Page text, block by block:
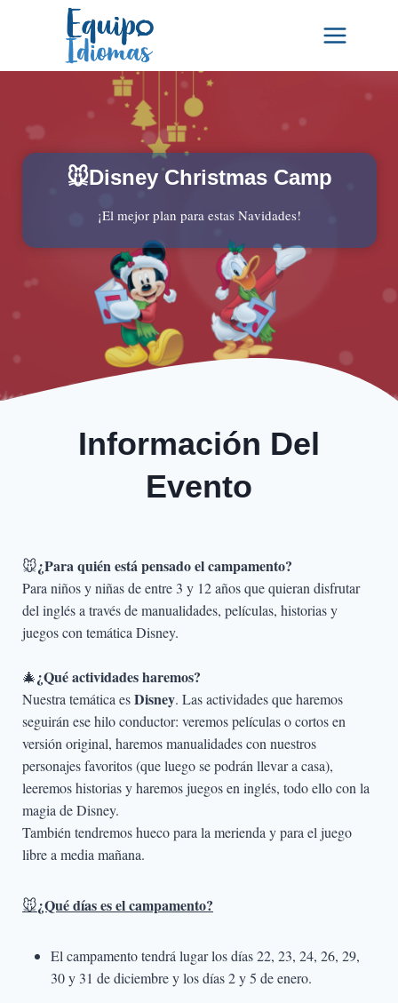
🐭Disney Christmas Camp
¡El mejor plan para estas Navidades!
Información Del
Evento
🐭¿Para quién está pensado el campamento?
Para niños y niñas de entre 3 y 12 años que quieran disfrutar
del inglés a través de manualidades, películas, historias y
juegos con temática Disney.
🎄¿Qué actividades haremos?
Nuestra temática esDisney. Las actividades que haremos
seguirán ese hilo conductor: veremos películas o cortos en
versión original, haremos manualidades con nuestros
personajes favoritos (que luego se podrán llevar a casa),
leeremos historias y haremos juegos en inglés, todo ello con la
magia de Disney.
También tendremos hueco para la merienda y para el juego
libre a media mañana.
🐭¿Qué días es el campamento?
El campamento tendrá lugar los días 22, 23, 24, 26, 29,
30 y 31 de diciembre y los días 2 y 5 de enero.